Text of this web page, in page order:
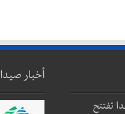
تفتتح
أخبار صيدا